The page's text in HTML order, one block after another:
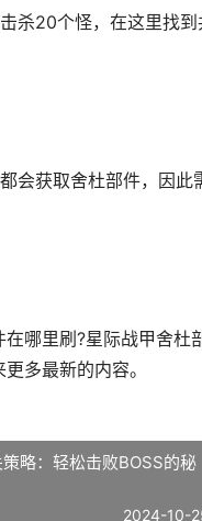
杀20个怪，在这里找
会获取舍杜部件，因此
哪里刷?星际战甲舍
多最新的内容。
略：轻松击败BOSS的秘
2024-10-